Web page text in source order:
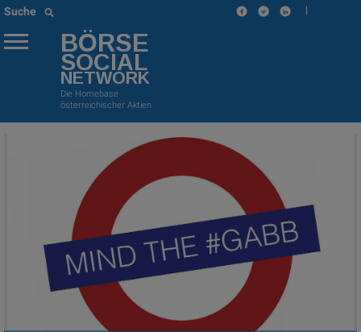
Suche |
BÖRSE
SOCIAL
NETWORK
Die Homebase
österreichischer Aktien